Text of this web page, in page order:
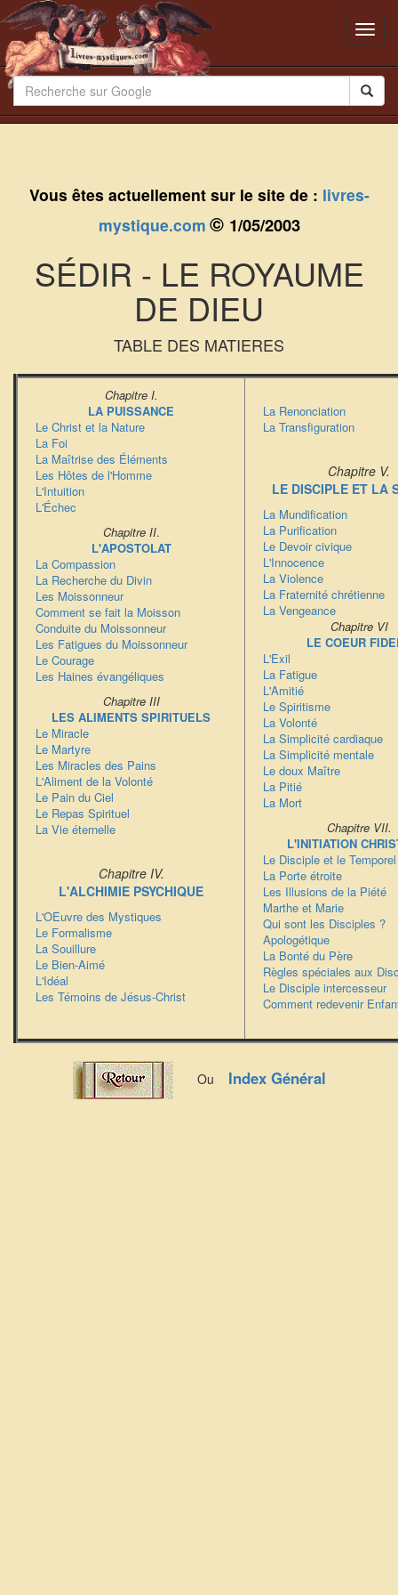
Vous êtes actuellement sur le site de : livres-
mystique.com © 1/05/2003
SÉDIR - LE ROYAUME
DE DIEU
TABLE DES MATIERES
Chapitre I.
LA PUISSANCE
Le Christ et la Nature
La Foi
La Maîtrise des Éléments
Les Hôtes de l'Homme
L'Intuition
L'Échec
Chapitre II.
L'APOSTOLAT
La Compassion
La Recherche du Divin
Les Moissonneur
Comment se fait la Moisson
Conduite du Moissonneur
Les Fatigues du Moissonneur
Le Courage
Les Haines évangéliques
Chapitre III
LES ALIMENTS SPIRITUELS
Le Miracle
Le Martyre
Les Miracles des Pains
L'Aliment de la Volonté
Le Pain du Ciel
Le Repas Spirituel
La Vie éternelle
Chapitre IV.
L'ALCHIMIE PSYCHIQUE
L'OEuvre des Mystiques
Le Formalisme
La Souillure
Le Bien-Aimé
L'Idéal
Les Témoins de Jésus-Christ
La Renonciation
La Transfiguration
Chapitre V.
LE DISCIPLE ET LA
La Mundification
La Purification
Le Devoir civique
L'Innocence
La Violence
La Fraternité chrétienne
La Vengeance
Chapitre VI
LE COEUR
L'Exil
La Fatigue
L'Amitié
Le Spiritisme
La Volonté
La Simplicité cardiaque
La Simplicité mentale
Le doux Maître
La Pitié
La Mort
Chapitre VII.
L'INITIATION
Le Disciple et le Temporel
La Porte étroite
Les Illusions de la Piété
Marthe et Marie
Qui sont les Disciples ?
Apologétique
La Bonté du Père
Règles spéciales aux
Le Disciple intercesseur
Comment redevenir
Ou Index Général